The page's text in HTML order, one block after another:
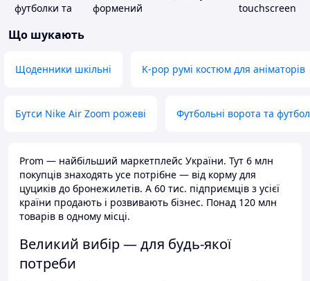
футболки та
формений
touchscreen
Що шукають
Щоденники шкільні K-pop румі костюм для аніматорів
Бутси Nike Air Zoom рожеві Футбольні ворота та
Prom — найбільший маркетплейс України. Тут 6 млн
покупців знаходять усе потрібне — від корму для
цуциків до бронежилетів. А 60 тис. підприємців з усієї
країни продають і розвивають бізнес. Понад 120 млн
товарів в одному місці.
Великий вибір — для будь-якої
потреби